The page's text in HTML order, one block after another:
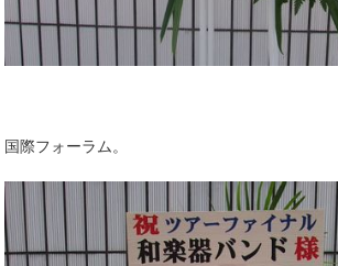
国際フォーラム。